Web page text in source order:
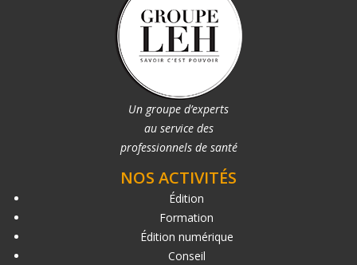
Un groupe d’experts
au service des
professionnels de santé
NOS ACTIVITÉS
Édition
Formation
Édition numérique
Conseil